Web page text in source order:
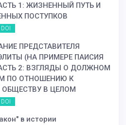
1: ЖИЗНЕННЫЙ ПУТЬ И
ПОСТУПКОВ
DOI
ПРЕДСТАВИТЕЛЯ
(НА ПРИМЕРЕ ПАИСИЯ
2: ВЗГЛЯДЫ О ДОЛЖНОМ
ПО ОТНОШЕНИЮ К
В ЦЕЛОМ
DOI
в истории